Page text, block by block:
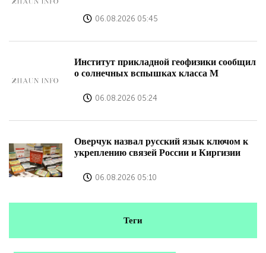
06.08.2026 05:45
Институт прикладной геофизики сообщил
о солнечных вспышках класса М
06.08.2026 05:24
Оверчук назвал русский язык ключом к
укреплению связей России и Киргизии
06.08.2026 05:10
Теги